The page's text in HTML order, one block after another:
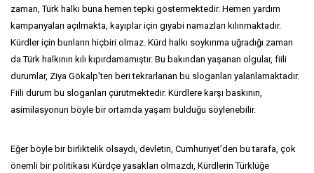
zaman, Türk halkı buna hemen tepki göstermektedir. Hemen yardım
kampanyaları açılmakta, kayıplar için gıyabi namazları kılınmaktadır.
Kürdler için bunların hiçbiri olmaz. Kürd halkı soykırıma uğradığı zaman
da Türk halkının kılı kıpırdamamıştır. Bu bakından yaşanan olgular, fiili
durumlar, Ziya Gökalp’ten beri tekrarlanan bu sloganları yalanlamaktadır.
Fiili durum bu sloganları çürütmektedir. Kürdlere karşı baskının,
asimilasyonun böyle bir ortamda yaşam bulduğu söylenebilir.
Eğer böyle bir birliktelik olsaydı, devletin, Cumhuriyet’den bu tarafa, çok
önemli bir politikası Kürdçe yasakları olmazdı, Kürdlerin Türklüğe